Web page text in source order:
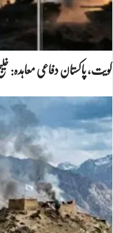
کویت، پاکستان دفاعی معاہدہ: